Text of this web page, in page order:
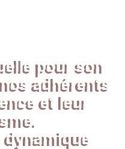
pour son
adhérents
et leur